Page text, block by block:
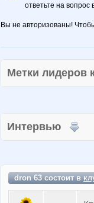
ответьте на вопрос
Вы не авторизованы!
Метки
Интервью
dron 63 состоит в